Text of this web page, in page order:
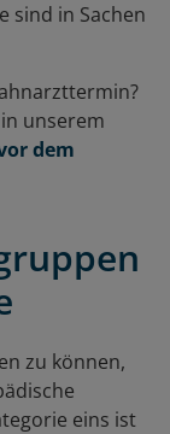
sind in Sachen
unserem
dem
zu können,
eins ist